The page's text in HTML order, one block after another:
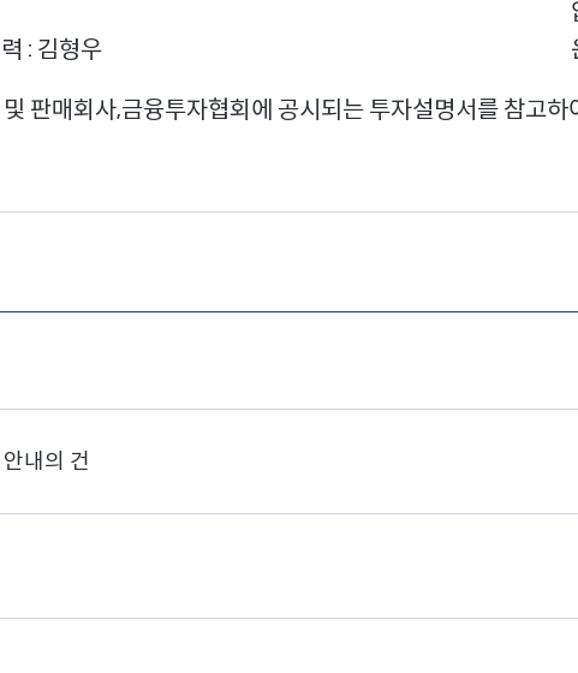
: 김형우
판매회사,금융투자협회에 공시되는 투자설명서를 참고하
내의 건